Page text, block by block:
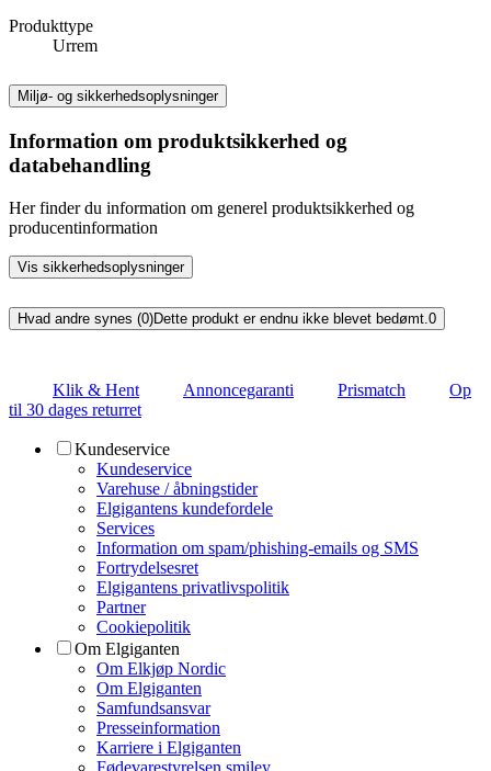
Produkttype
Urrem
Miljø- og sikkerhedsoplysninger
Information om produktsikkerhed og
databehandling
Her finder du information om generel produktsikkerhed og
producentinformation
Vis sikkerhedsoplysninger
Hvad andre synes (0)Dette produkt er endnu ikke blevet bedømt. 0
Klik & Hent Annoncegaranti Prismatch
Op
til 30 dages returret
Kundeservice
Kundeservice
Varehuse / åbningstider
Elgigantens kundefordele
Services
Information om spam/phishing-emails og SMS
Fortrydelsesret
Elgigantens privatlivspolitik
Partner
Cookiepolitik
Om Elgiganten
Om Elkjøp Nordic
Om Elgiganten
Samfundsansvar
Presseinformation
Karriere i Elgiganten
Fødevarestyrelsen smiley